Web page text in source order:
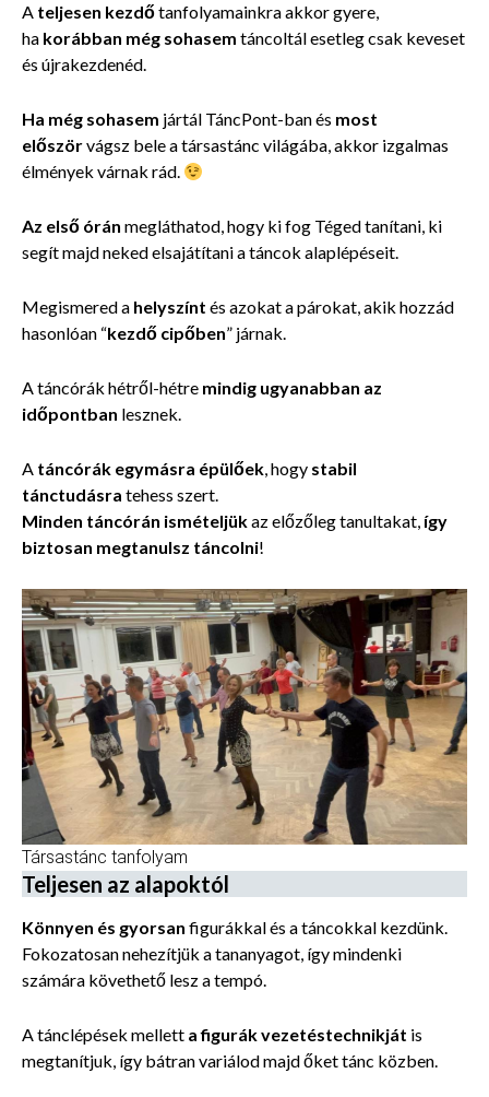
A teljesen kezdőtanfolyamainkra akkor gyere,
ha korábban még sohasem táncoltál esetleg csak keveset
és újrakezdenéd.
Ha még sohasem jártál TáncPont-ban és most
előszörvágsz bele a társastánc világába, akkor izgalmas
élmények várnak rád.
Az első órán megláthatod, hogy ki fog Téged tanítani, ki
segít majd neked elsajátítani a táncok alaplépéseit.
Megismered a helyszínt és azokat a párokat, akik hozzád
hasonlóan “kezdő cipőben” járnak.
A táncórák hétről-hétre mindig ugyanabban az
időpontban lesznek.
A táncórák egymásra épülőek, hogy stabil
tánctudásra tehess szert.
Minden táncórán ismételjükaz előzőleg tanultakat, így
biztosan megtanulsz táncolni!
Társastánc tanfolyam
Teljesen az alapoktól
Könnyen és gyorsan figurákkal és a táncokkal kezdünk.
Fokozatosan nehezítjük a tananyagot, így mindenki
számára követhető lesz a tempó.
A tánclépések mellett a figurák vezetéstechnikját is
megtanítjuk, így bátran variálod majd őket tánc közben.